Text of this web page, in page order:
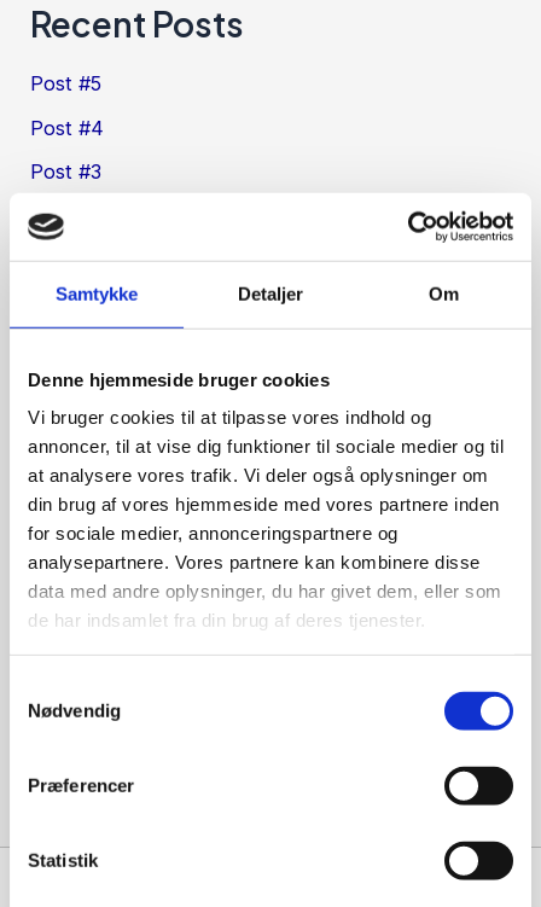
Samtykke Detaljer Om
Denne hjemmeside bruger cookies
Vi bruger cookies til at tilpasse vores indhold og
annoncer, til at vise dig funktioner til sociale medier og til
at analysere vores trafik. Vi deler også oplysninger om
din brug af vores hjemmeside med vores partnere inden
for sociale medier, annonceringspartnere og
analysepartnere. Vores partnere kan kombinere disse
data med andre oplysninger, du har givet dem, eller som
de har indsamlet fra din brug af deres tjenester.
Nødvendig
Præferencer
Statistik
Recent Posts
Post #5
Post #4
Post #3
Post #2
Post #1
Recent Comments
ss1_tcoapåPost #4
ma1_fmoapåPost #1
https://www.exoticzimbabwe.com/ påPost #2
go to my blogpåPost #2
next pagepåPost #4
Archives